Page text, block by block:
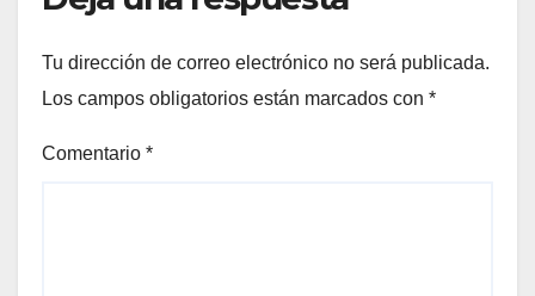
Tu dirección de correo electrónico no será publicada.
Los campos obligatorios están marcados con *
Comentario *